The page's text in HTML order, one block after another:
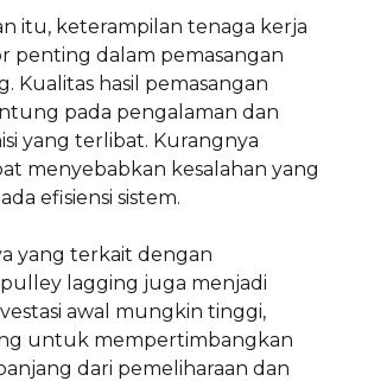
itu, keterampilan tenaga kerja
penting dalam pemasangan
Kualitas hasil pemasangan
pada pengalaman dan
yang terlibat. Kurangnya
menyebabkan kesalahan yang
efisiensi sistem.
yang terkait dengan
lagging juga menjadi
awal mungkin tinggi,
untuk mempertimbangkan
dari pemeliharaan dan